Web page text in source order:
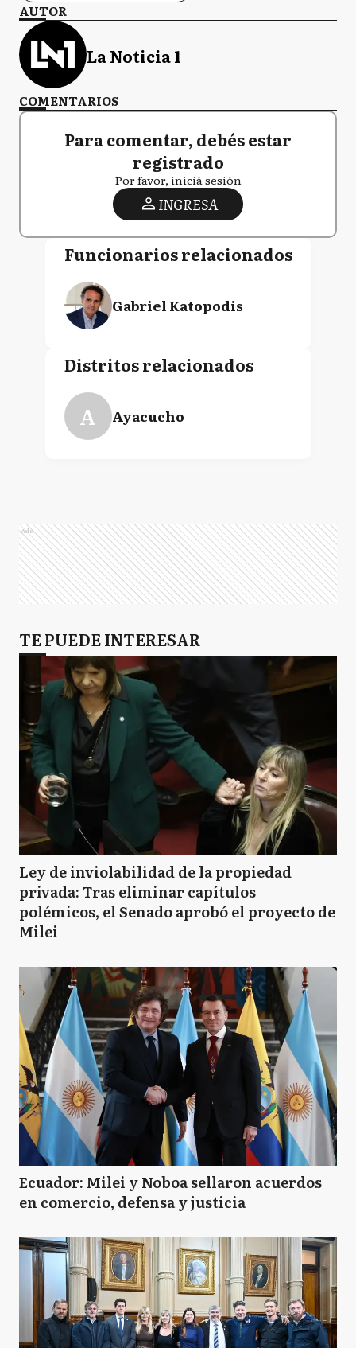
AUTOR
La Noticia 1
COMENTARIOS
Para comentar, debés estar
registrado
Por favor, iniciá sesión
INGRESA
Funcionarios relacionados
Gabriel Katopodis
Distritos relacionados
A Ayacucho
Ads
TE PUEDE INTERESAR
Ley de inviolabilidad de la propiedad
privada: Tras eliminar capítulos
polémicos, el Senado aprobó el proyecto de
Milei
Ecuador: Milei y Noboa sellaron acuerdos
en comercio, defensa y justicia